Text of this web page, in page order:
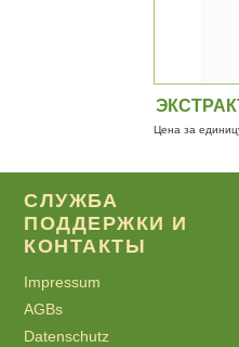
Цена за
СЛУЖБА
ПОДДЕРЖКИ И
КОНТАКТЫ
Impressum
AGBs
Datenschutz